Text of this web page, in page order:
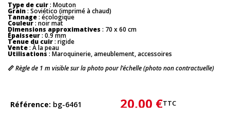
Type de cuir: Mouton
Grain: Soviético (imprimé à chaud)
Tannage: écologique
Couleur: noir mat
Dimensions approximatives : 70 x 60 cm
Épaisseur: 0.9 mm
Tenue du cuir: rigide
Vente: À la peau
Utilisations : Maroquinerie, ameublement, accessoires
📏Règle de 1 m visible sur la photo pour l’échelle (photo non contractuelle)
Référence bg-6461 20,00 €TTC